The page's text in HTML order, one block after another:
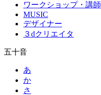
ワークショップ・講師
MUSIC
デザイナー
３dクリエイタ
五十音
あ
か
さ